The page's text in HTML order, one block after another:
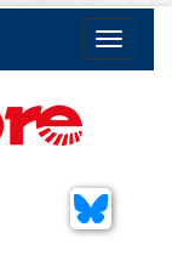
Toggle